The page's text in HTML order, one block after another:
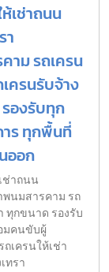
เช่าถนน
า
าม รถเครน
เครนรับจ้าง
องรับทุก
ร ทุกพื้นที่
ออก
ช่าถนน
พนมสารคาม รถ
ทุกขนาด รองรับ
มคนขับผู้
เครนให้เช่า
ทรา